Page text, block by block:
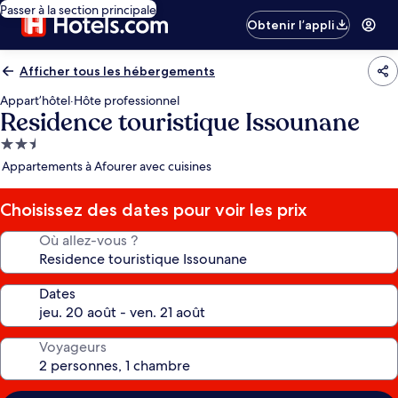
Passer à la section principale
Obtenir l’appli
Afficher tous les hébergements
Appart’hôtel·Hôte professionnel
Residence touristique Issounane
Hébergement
2.5 étoiles
Appartements à Afourer avec cuisines
Choisissez des dates pour voir les prix
Où allez-vous ?
Dates
Voyageurs